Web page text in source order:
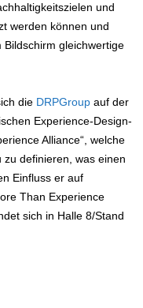
und
werden können und
gleichwertige
die DRPGroup auf der
Experience-Design-
Alliance“, welche
definieren, was einen
Einfluss er auf
Than Experience
sich in Halle 8/Stand